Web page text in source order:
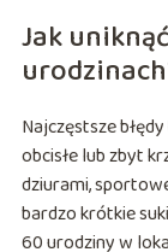
Jak
Najczęstsze
obcisłe lub zbyt
dziurami,
bardzo krótkie
60 urodziny w